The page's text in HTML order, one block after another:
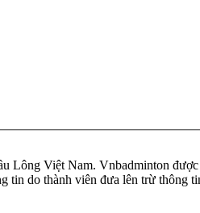
Lông Việt Nam. Vnbadminton
tin do thành viên đưa lên trừ thông